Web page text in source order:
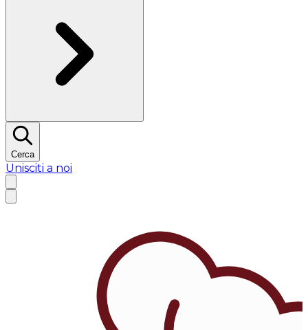
Cerca
Unisciti a noi